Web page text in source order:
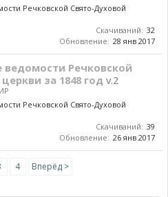
Речковской Свято-Духовой
Скачиваний: 32
Обновление: 28 янв 2017
ведомости Речковской
за 1848 год v.2
ИР
Речковской Свято-Духовой
Скачиваний: 39
Обновление: 26 янв 2017
4 Вперёд >